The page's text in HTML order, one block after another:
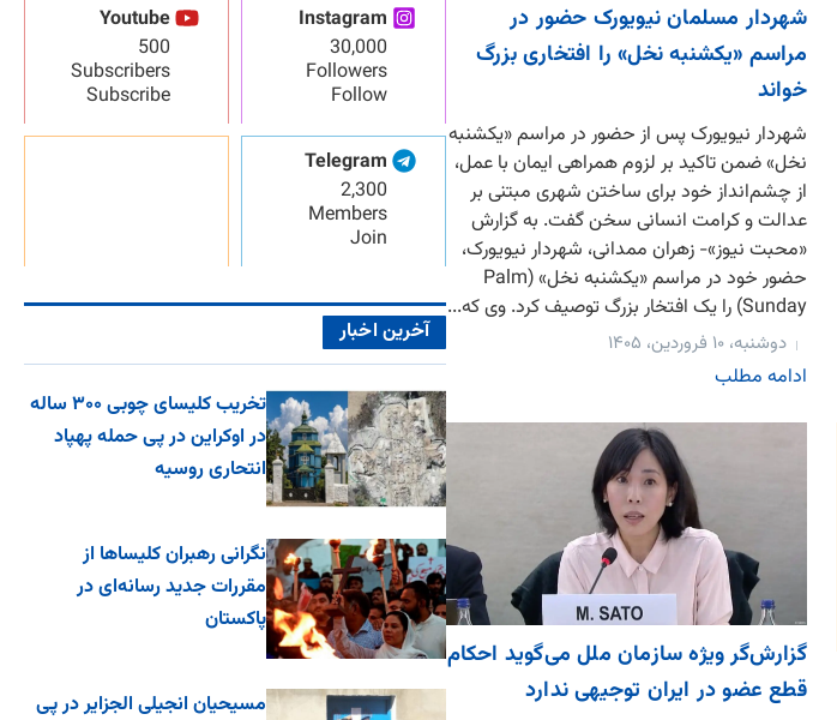
شهردار مسلمان نیویورک حضور در
مراسم «یکشنبه نخل» را افتخاری بزرگ
خواند
شهردار نیویورک پس از حضور در مراسم «یکشنبه
نخل» ضمن تاکید بر لزوم همراهی ایمان با عمل،
از چشم‌انداز خود برای ساختن شهری مبتنی بر
عدالت و کرامت انسانی سخن گفت. به گزارش
«محبت نیوز»- زهران ممدانی، شهردار نیویورک،
حضور خود در مراسم «یکشنبه نخل» (Palm
Sunday) را یک افتخار بزرگ توصیف کرد. وی که...
دوشنبه، ۱۰ فروردین، ۱۴۰۵
ادامه مطلب
گزارش‌گر ویژه سازمان ملل می‌گوید احکام
قطع عضو در ایران توجیهی ندارد
Instagram
30,000
Followers
Follow
Youtube
500
Subscribers
Subscribe
Telegram
2,300
Members
Join
آخرین اخبار
تخریب کلیسای چوبی ۳۰۰ ساله
در اوکراین در پی حمله پهپاد
انتحاری روسیه
نگرانی رهبران کلیساها از
مقررات جدید رسانه‌ای در
پاکستان
مسیحیان انجیلی الجزایر در پی